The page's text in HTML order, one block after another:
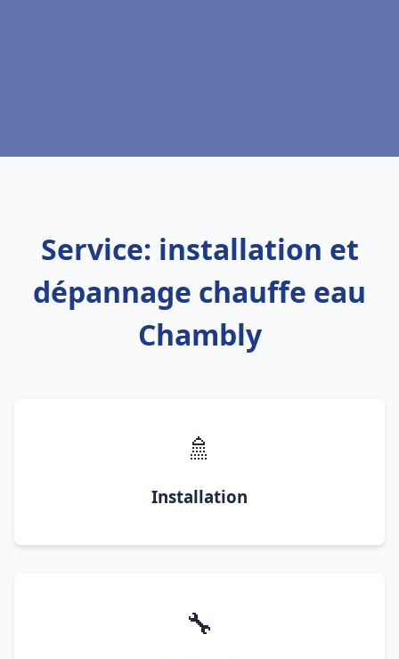
Service: installation et
dépannage chauffe eau
Chambly
🚿
Installation
🔧